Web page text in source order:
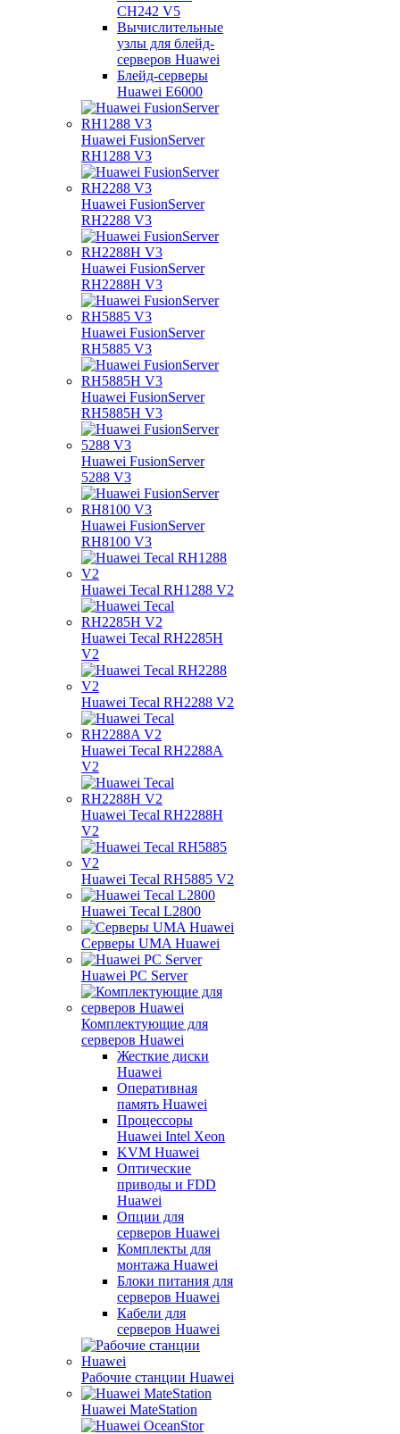
CH242 V5
Вычислительные
узлы для блейд-
серверов Huawei
Блейд-серверы
Huawei E6000
Huawei FusionServer
RH1288 V3
Huawei FusionServer
RH2288 V3
Huawei FusionServer
RH2288H V3
Huawei FusionServer
RH5885 V3
Huawei FusionServer
RH5885H V3
Huawei FusionServer
5288 V3
Huawei FusionServer
RH8100 V3
Huawei Tecal RH1288 V2
Huawei Tecal RH2285H
V2
Huawei Tecal RH2288 V2
Huawei Tecal RH2288A
V2
Huawei Tecal RH2288H
V2
Huawei Tecal RH5885 V2
Huawei Tecal L2800
Серверы UMA Huawei
Huawei PC Server
Комплектующие для
серверов Huawei
Жесткие диски
Huawei
Оперативная
память Huawei
Процессоры
Huawei Intel Xeon
KVM Huawei
Оптические
приводы и FDD
Huawei
Опции для
серверов Huawei
Комплекты для
монтажа Huawei
Блоки питания для
серверов Huawei
Кабели для
серверов Huawei
Рабочие станции Huawei
Huawei MateStation